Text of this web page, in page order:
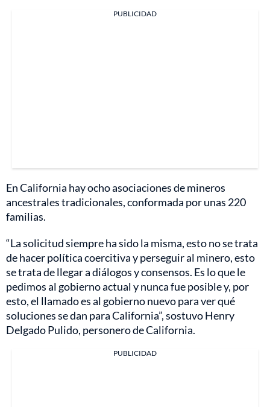
PUBLICIDAD
En California hay ocho asociaciones de mineros
ancestrales tradicionales, conformada por unas 220
familias.
“La solicitud siempre ha sido la misma, esto no se trata
de hacer política coercitiva y perseguir al minero, esto
se trata de llegar a diálogos y consensos. Es lo que le
pedimos al gobierno actual y nunca fue posible y, por
esto, el llamado es al gobierno nuevo para ver qué
soluciones se dan para California”, sostuvo Henry
Delgado Pulido, personero de California.
PUBLICIDAD